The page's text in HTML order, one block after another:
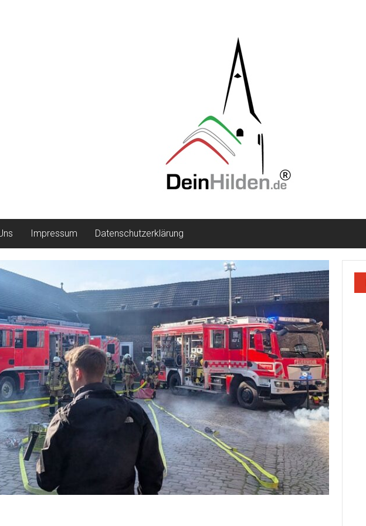
Impressum Datenschutzerklärung